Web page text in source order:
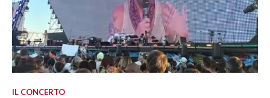
IL CONCERTO